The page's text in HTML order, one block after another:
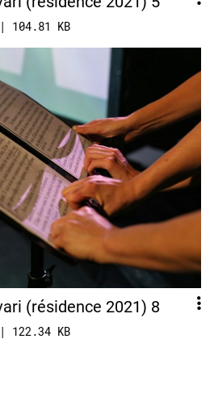
104.81 KB
(résidence 2021) 8
122.34 KB